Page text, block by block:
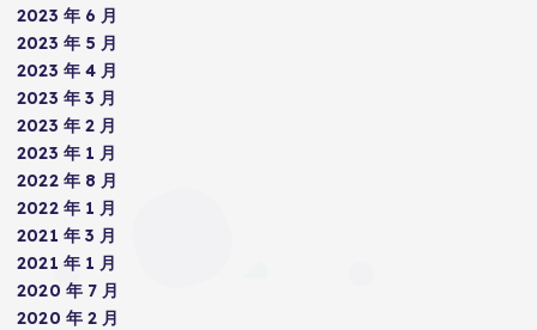
2023 年 6 月
2023 年 5 月
2023 年 4 月
2023 年 3 月
2023 年 2 月
2023 年 1 月
2022 年 8 月
2022 年 1 月
2021 年 3 月
2021 年 1 月
2020 年 7 月
2020 年 2 月